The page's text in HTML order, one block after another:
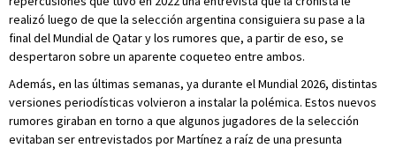
realizó luego de que la selección argentina consiguiera su pase a la
final del Mundial de Qatar y los rumores que, a partir de eso, se
despertaron sobre un aparente coqueteo entre ambos.
Además, en las últimas semanas, ya durante el Mundial 2026, distintas
versiones periodísticas volvieron a instalar la polémica. Estos nuevos
rumores giraban en torno a que algunos jugadores de la selección
evitaban ser entrevistados por Martínez a raíz de una presunta